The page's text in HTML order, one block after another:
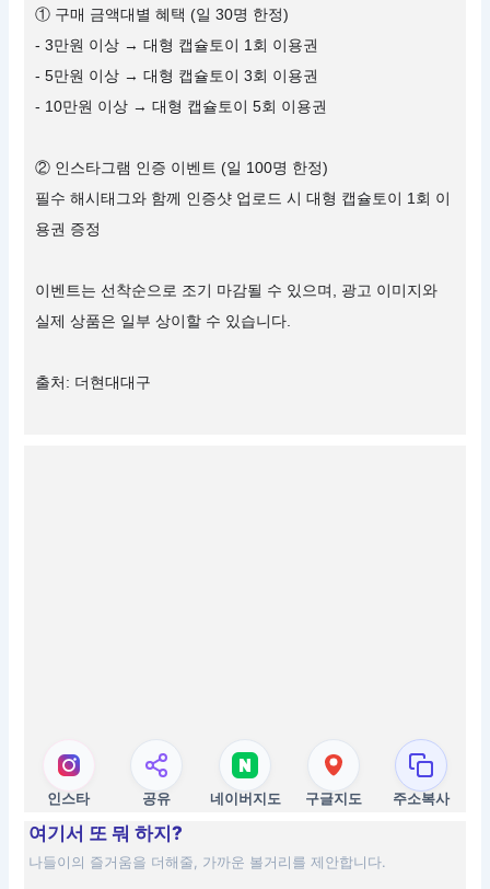
① 구매 금액대별 혜택 (일 30명 한정)
- 3만원 이상 → 대형 캡슐토이 1회 이용권
- 5만원 이상 → 대형 캡슐토이 3회 이용권
- 10만원 이상 → 대형 캡슐토이 5회 이용권
② 인스타그램 인증 이벤트 (일 100명 한정)
필수 해시태그와 함께 인증샷 업로드 시 대형 캡슐토이 1회 이
용권 증정
이벤트는 선착순으로 조기 마감될 수 있으며, 광고 이미지와
실제 상품은 일부 상이할 수 있습니다.
출처: 더현대대구
인스타 공유 네이버지도 구글지도 주소복사
여기서 또 뭐 하지?
나들이의 즐거움을 더해줄, 가까운 볼거리를 제안합니다.